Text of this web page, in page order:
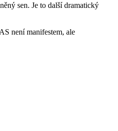
sen. Je to další dramatický
není manifestem, ale